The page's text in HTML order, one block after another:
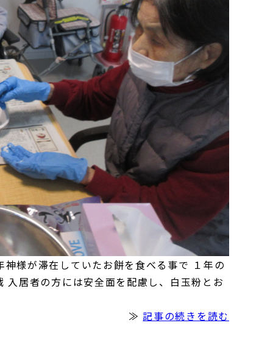
様が滞在していたお餅を食べる事で １年の
入居者の方には安全面を配慮し、白玉粉とお
≫記事の続きを読む